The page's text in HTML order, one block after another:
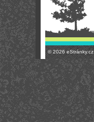
© 2026 eStránky.cz